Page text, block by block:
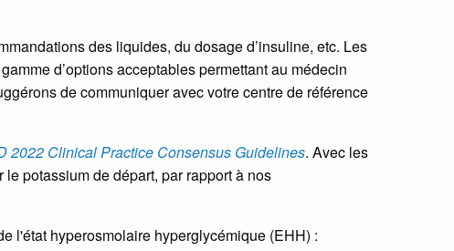
des liquides, du dosage d’insuline, etc. Les
d’options acceptables permettant au médecin
de communiquer avec votre centre de référence
2022 Clinical Practice Consensus Guidelines. Avec les
potassium de départ, par rapport à nos
l'état hyperosmolaire hyperglycémique (EHH) :